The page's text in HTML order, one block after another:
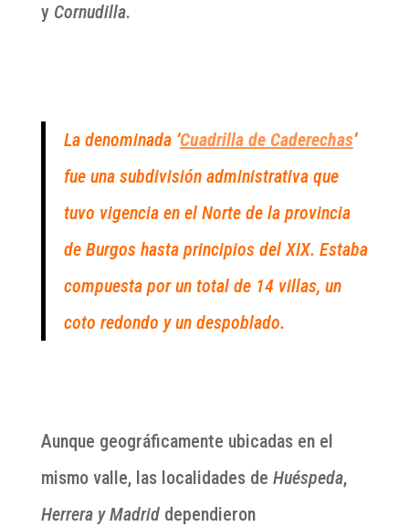
y Cornudilla.
La denominada‘Cuadrilla de Caderechas’
fue una subdivisión administrativa que
tuvo vigencia en el Norte de la provincia
de Burgos hasta principios del XIX. Estaba
compuesta por un total de 14 villas, un
coto redondo y un despoblado.
Aunque geográficamente ubicadas en el
mismo valle, las localidades de Huéspeda,
Herrera y Madrid dependieron